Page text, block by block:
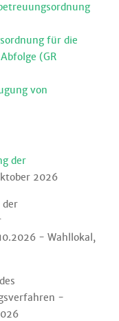
für die
(GR
von
der
2026
der
- Wahllokal,
-